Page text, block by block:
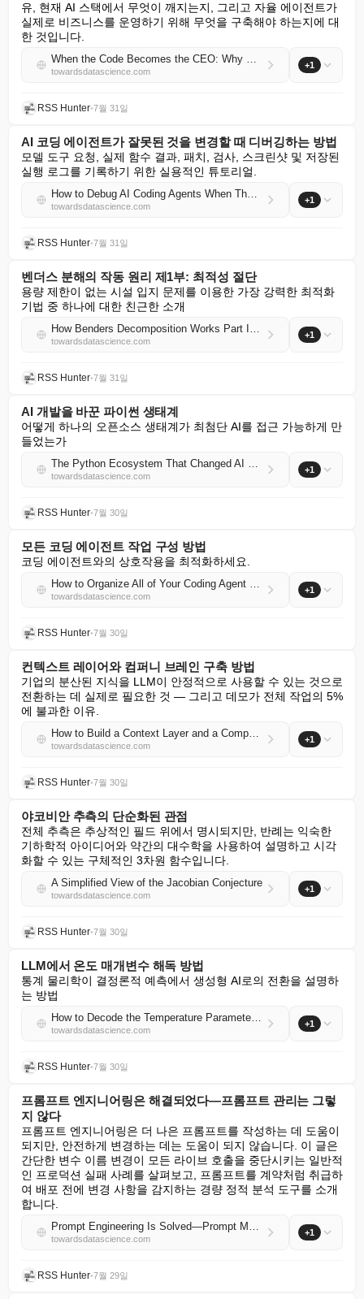
유, 현재 AI 스택에서 무엇이 깨지는지, 그리고 자율 에이전트가
실제로 비즈니스를 운영하기 위해 무엇을 구축해야 하는지에 대
한 것입니다.
When the Code Becomes the CEO: Why Your Next Manager Might Be a Decentralized Agentic Loop
towardsdatascience.com
+1
RSS Hunter•7월 31일
AI 코딩 에이전트가 잘못된 것을 변경할 때 디버깅하는 방법
모델 도구 요청, 실제 함수 결과, 패치, 검사, 스크린샷 및 저장된
실행 로그를 기록하기 위한 실용적인 튜토리얼.
How to Debug AI Coding Agents When They Change the Wrong Thing
towardsdatascience.com
+1
RSS Hunter•7월 31일
벤더스 분해의 작동 원리 제1부: 최적성 절단
용량 제한이 없는 시설 입지 문제를 이용한 가장 강력한 최적화
기법 중 하나에 대한 친근한 소개
How Benders Decomposition Works Part I: Optimality Cuts
towardsdatascience.com
+1
RSS Hunter•7월 31일
AI 개발을 바꾼 파이썬 생태계
어떻게 하나의 오픈소스 생태계가 최첨단 AI를 접근 가능하게 만
들었는가
The Python Ecosystem That Changed AI Development
towardsdatascience.com
+1
RSS Hunter•7월 30일
모든 코딩 에이전트 작업 구성 방법
코딩 에이전트와의 상호작용을 최적화하세요.
How to Organize All of Your Coding Agent Tasks
towardsdatascience.com
+1
RSS Hunter•7월 30일
컨텍스트 레이어와 컴퍼니 브레인 구축 방법
기업의 분산된 지식을 LLM이 안정적으로 사용할 수 있는 것으로
전환하는 데 실제로 필요한 것 — 그리고 데모가 전체 작업의 5%
에 불과한 이유.
How to Build a Context Layer and a Company Brain
towardsdatascience.com
+1
RSS Hunter•7월 30일
야코비안 추측의 단순화된 관점
전체 추측은 추상적인 필드 위에서 명시되지만, 반례는 익숙한
기하학적 아이디어와 약간의 대수학을 사용하여 설명하고 시각
화할 수 있는 구체적인 3차원 함수입니다.
A Simplified View of the Jacobian Conjecture
towardsdatascience.com
+1
RSS Hunter•7월 30일
LLM에서 온도 매개변수 해독 방법
통계 물리학이 결정론적 예측에서 생성형 AI로의 전환을 설명하
는 방법
How to Decode the Temperature Parameter in LLMs
towardsdatascience.com
+1
RSS Hunter•7월 30일
프롬프트 엔지니어링은 해결되었다—프롬프트 관리는 그렇
지 않다
프롬프트 엔지니어링은 더 나은 프롬프트를 작성하는 데 도움이
되지만, 안전하게 변경하는 데는 도움이 되지 않습니다. 이 글은
간단한 변수 이름 변경이 모든 라이브 호출을 중단시키는 일반적
인 프로덕션 실패 사례를 살펴보고, 프롬프트를 계약처럼 취급하
여 배포 전에 변경 사항을 감지하는 경량 정적 분석 도구를 소개
합니다.
Prompt Engineering Is Solved—Prompt Management Isn’t
towardsdatascience.com
+1
RSS Hunter•7월 29일